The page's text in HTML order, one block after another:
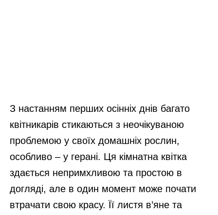
З настанням перших осінніх днів багато
квітникарів стикаються з неочікуваною
проблемою у своїх домашніх рослин,
особливо – у герані. Ця кімнатна квітка
здається непримхливою та простою в
догляді, але в один момент може почати
втрачати свою красу. Її листя в’яне та